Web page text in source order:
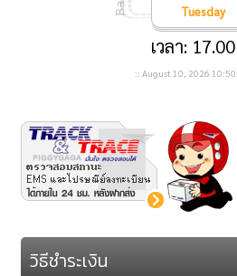
Tuesday
เวลา:
:: August 10, 2026
วิธีชำระเงิน